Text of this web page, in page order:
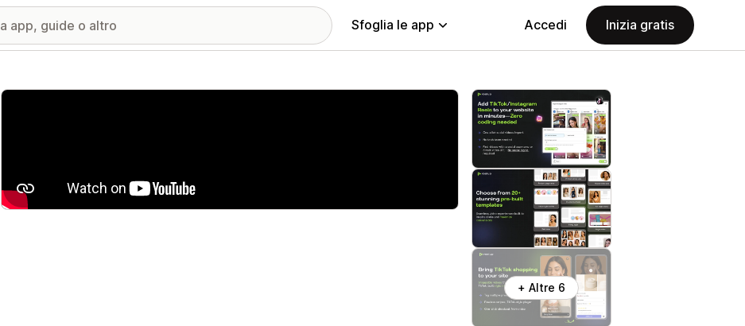
Sfoglia le app Accedi Inizia gratis
Galleria immagini in evidenza
+ Altre 6